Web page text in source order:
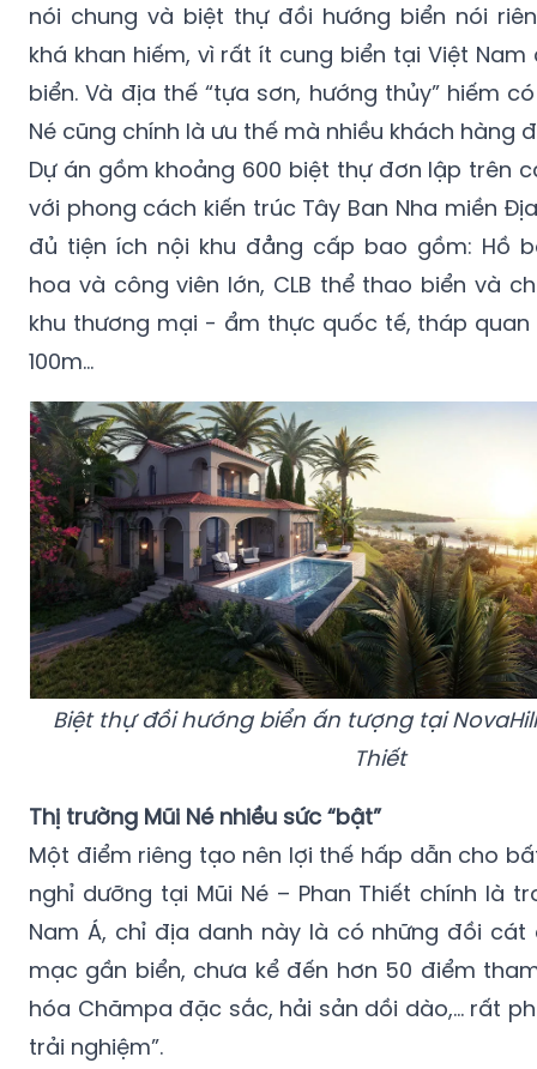
nói chung và biệt thự đồi hướng biển nói
khá khan hiếm, vì rất ít cung biển tại Việt
biển. Và địa thế “tựa sơn, hướng thủy” hiếm
Né cũng chính là ưu thế mà nhiều khách hàng
Dự án gồm khoảng 600 biệt thự đơn lập trên
với phong cách kiến trúc Tây Ban Nha miền
đủ tiện ích nội khu đẳng cấp bao gồm: Hồ
hoa và công viên lớn, CLB thể thao biển và
khu thương mại - ẩm thực quốc tế, tháp
100m…
Biệt thự đồi hướng biển ấn tượng tại
Thiết
Thị trường Mũi Né nhiều sức “bật”
Một điểm riêng tạo nên lợi thế hấp dẫn cho
nghỉ dưỡng tại Mũi Né – Phan Thiết chính là
Nam Á, chỉ địa danh này là có những đồi
mạc gần biển, chưa kể đến hơn 50 điểm
hóa Chămpa đặc sắc, hải sản dồi dào,… rất
trải nghiệm”.